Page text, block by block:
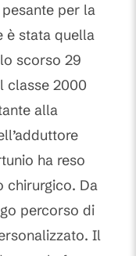
pesante per la
è stata quella
scorso 29
classe 2000
alla
ha reso
chirurgico. Da
percorso di
Il